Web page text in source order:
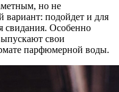
но не
подойдет и для
свидания. Особенно
свои
парфюмерной воды.